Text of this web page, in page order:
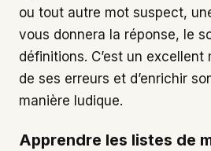
ou tout autre mot suspect,
vous donnera la réponse, le
définitions. C’est un excellent
de ses erreurs et d’enrichir
manière ludique.
Apprendre les listes de